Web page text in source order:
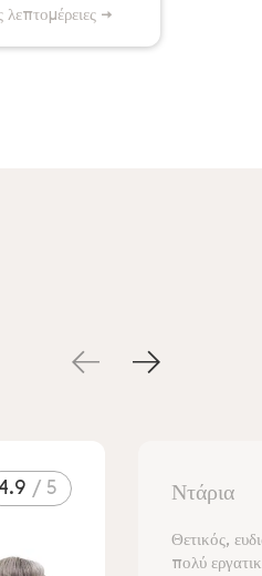
λεπτομέρειες →
350 с
4.9 Ντάρια
Θετικός,
πολύ